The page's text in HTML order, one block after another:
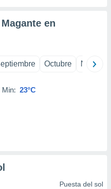
en
Octubre
Min: 23°C
Puesta del sol